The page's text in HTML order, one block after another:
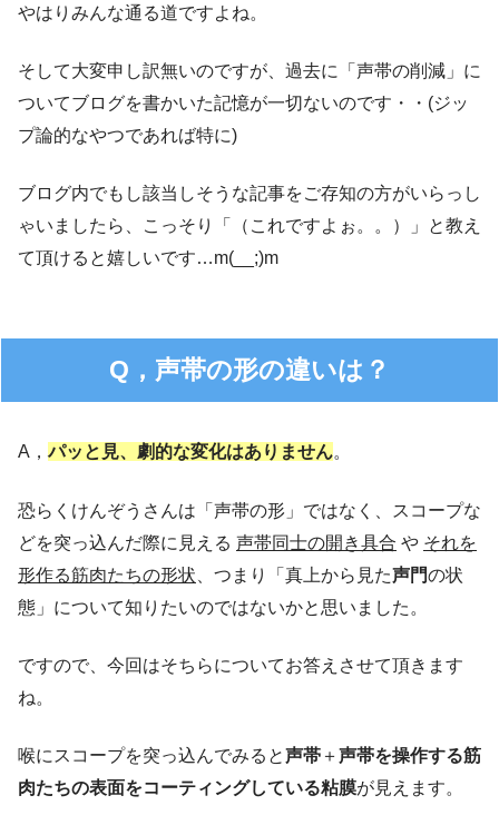
やはりみんな通る道ですよね。
そして大変申し訳無いのですが、過去に「声帯の削減」に
ついてブログを書かいた記憶が一切ないのです・・(ジッ
プ論的なやつであれば特に)
ブログ内でもし該当しそうな記事をご存知の方がいらっし
ゃいましたら、こっそり「（これですよぉ。。）」と教え
て頂けると嬉しいです…m(__;)m
Q，声帯の形の違いは？
A， パッと見、劇的な変化はありません。
恐らくけんぞうさんは「声帯の形」ではなく、スコープな
どを突っ込んだ際に見える 声帯同士の開き具合 や それを
形作る筋肉たちの形状 、つまり「真上から見た声門の状
態」について知りたいのではないかと思いました。
ですので、今回はそちらについてお答えさせて頂きます
ね。
喉にスコープを突っ込んでみると声帯 ＋声帯を操作する筋
肉たちの表面をコーティングしている粘膜が見えます。